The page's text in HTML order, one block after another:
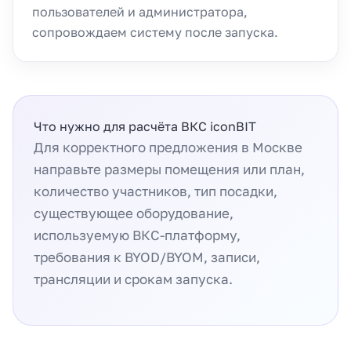
пользователей и администратора,
сопровождаем систему после запуска.
Что нужно для расчёта ВКС iconBIT
Для корректного предложения в Москве
направьте размеры помещения или план,
количество участников, тип посадки,
существующее оборудование,
используемую ВКС-платформу,
требования к BYOD/BYOM, записи,
трансляции и срокам запуска.